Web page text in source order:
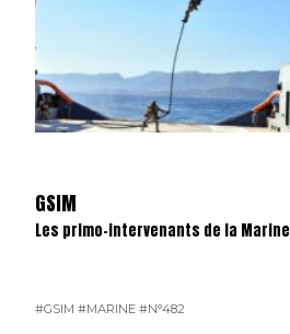
GSIM
Les primo-intervenants de la Marine
#GSIM #MARINE #N°482